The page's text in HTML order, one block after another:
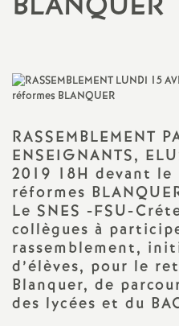
RASSEMBLEMENT
ENSEIGNANTS,
2019 18H devant
réformes
Le SNES -FSU-
collègues à
rassemblement,
d’élèves, pour le
Blanquer, de
des lycées et du